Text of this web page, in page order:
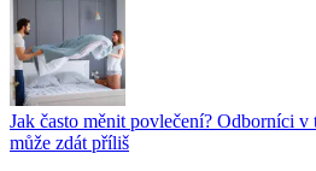
Jak často měnit povlečení? Odborníci
může zdát příliš